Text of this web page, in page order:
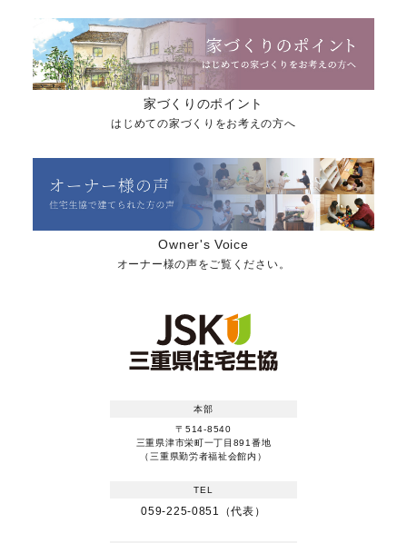
家づくりのポイント
はじめての家づくりをお考えの方へ
Owner's Voice
オーナー様の声をご覧ください。
本部
〒514-8540
三重県津市栄町一丁目891番地
（三重県勤労者福祉会館内）
TEL
059-225-0851（代表）